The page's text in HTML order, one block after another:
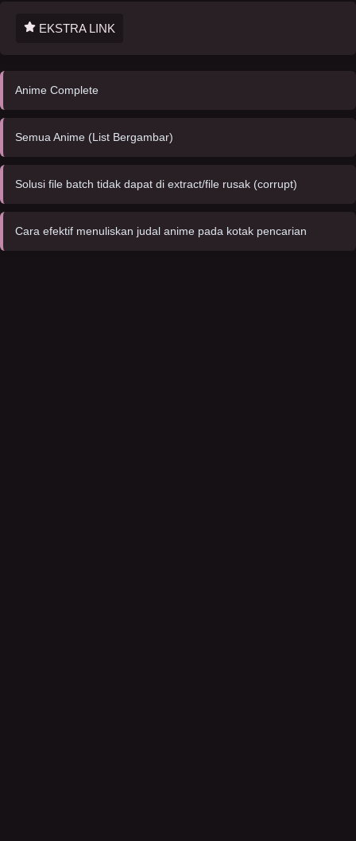
EKSTRA LINK
Anime Complete
Semua Anime (List Bergambar)
Solusi file batch tidak dapat di extract/file rusak (corrupt)
Cara efektif menuliskan judal anime pada kotak pencarian